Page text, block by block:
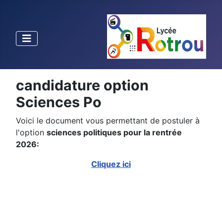
candidature option
Sciences Po
Voici le document vous permettant de postuler à
l'option sciences politiques pour la rentrée
2026:
Cliquez ici